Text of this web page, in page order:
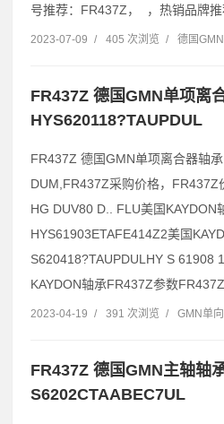
号推荐：FR437Z， ，热销品牌推
2023-07-09 / 405 次浏览 / 德国
FR437Z 德国GMN单项离
HYS620118?TAUPDUL
FR437Z 德国GMN单项离合器轴
DUM,FR437Z采购价格，FR437Z
HG DUV80 D.. FLU美国KAYDON
HYS61903ETAFE414Z2美国
S620418?TAUPDULHY S 61908
KAYDON轴承FR437Z参数
2023-04-19 / 391 次浏览 / GMN单
FR437Z 德国GMN主轴轴
S6202CTAABEC7UL